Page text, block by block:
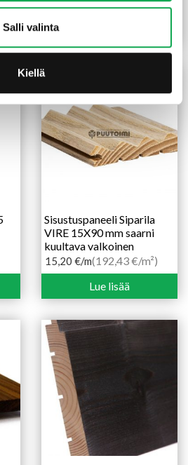
Salli valinta
Kiellä
Alk.31,90€
31,90 €
-
/pkt
Sisustuspaneeli Siparila
VIRE 15X90 mm saarni
kuultava valkoinen
15,20 €/m(192,43 €/m²)
Lue lisää